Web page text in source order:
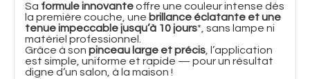
Sa formule innovanteoffre une couleur intense dès
la première couche, une brillance éclatante et une
tenue impeccable jusqu’à 10 jours*, sans lampe ni
matériel professionnel.
Grâce à son pinceau large et précis, l’application
est simple, uniforme et rapide — pour un résultat
digne d’un salon, à la maison !